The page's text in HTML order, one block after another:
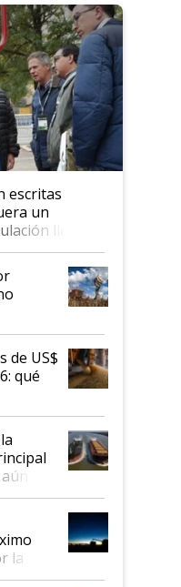
escritas
un
llegó
hasta se
al IPCVA
de US$
qué
así
de cada
la